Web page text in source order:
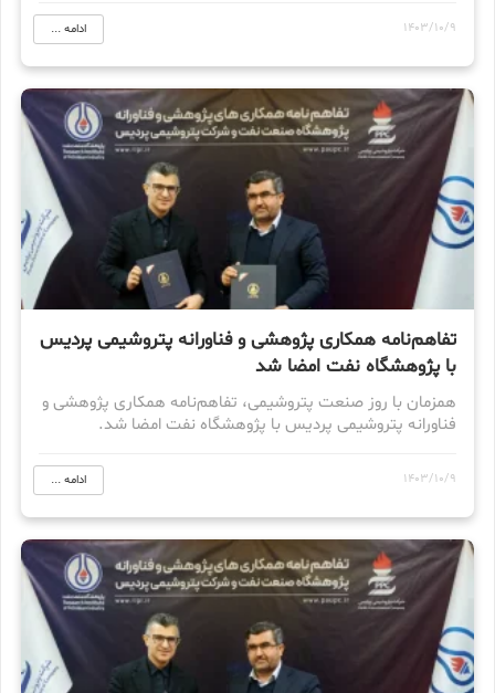
1403/10/9 ادامه ...
تفاهم‌نامه همکاری پژوهشی و فناورانه پتروشیمی پردیس
با پژوهشگاه نفت امضا شد
همزمان با روز صنعت پتروشیمی، تفاهم‌نامه همکاری پژوهشی و
فناورانه پتروشیمی پردیس با پژوهشگاه نفت امضا شد.
1403/10/9 ادامه ...